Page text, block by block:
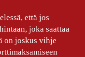
että jos
joka saattaa
on joskus vihje